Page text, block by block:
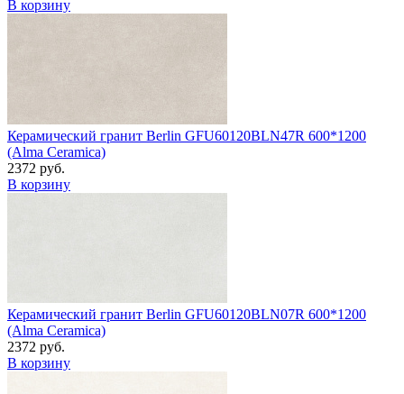
В корзину
Керамический гранит Berlin GFU60120BLN47R 600*1200
(Alma Ceramica)
2372 руб.
В корзину
Керамический гранит Berlin GFU60120BLN07R 600*1200
(Alma Ceramica)
2372 руб.
В корзину